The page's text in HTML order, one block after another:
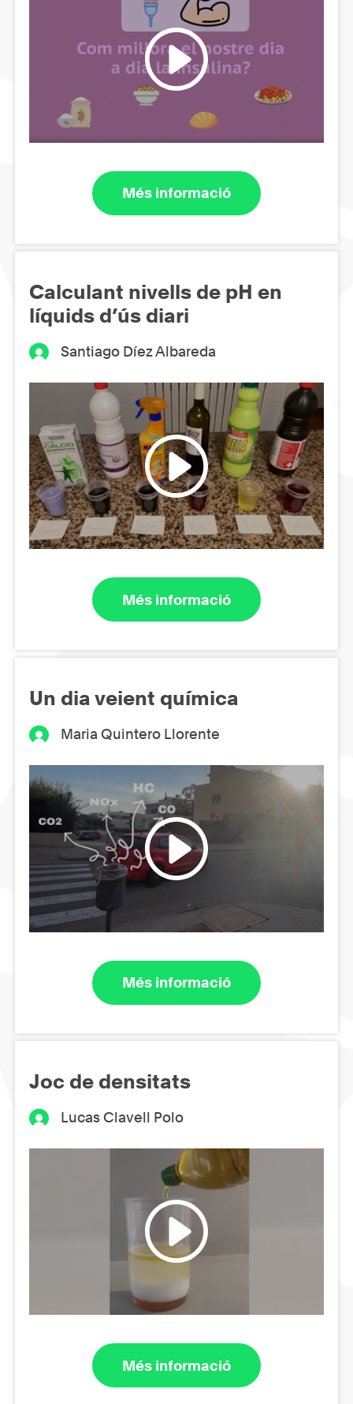
Més informació
Calculant nivells de pH en
líquids d’ús diari
Santiago Díez Albareda
Més informació
Un dia veient química
Maria Quintero Llorente
Més informació
Joc de densitats
Lucas Clavell Polo
Més informació